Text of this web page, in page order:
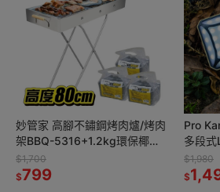
妙管家 高腳不鏽鋼烤肉爐/烤肉
架BBQ-5316+1.2kg環保椰炭3
入 中秋燒烤超值組 露營炭烤爐
$1,700
$799
Pro
多段式
燈 野
$1,980
$